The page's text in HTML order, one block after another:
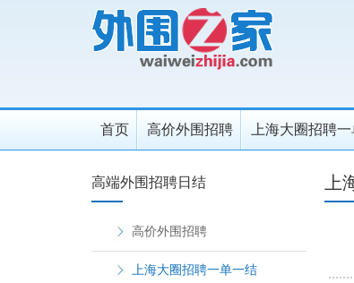
首页 高价外围招聘 上海大圈招聘
高端外围招聘日结
高价外围招聘
上海大圈招聘一单一结
上